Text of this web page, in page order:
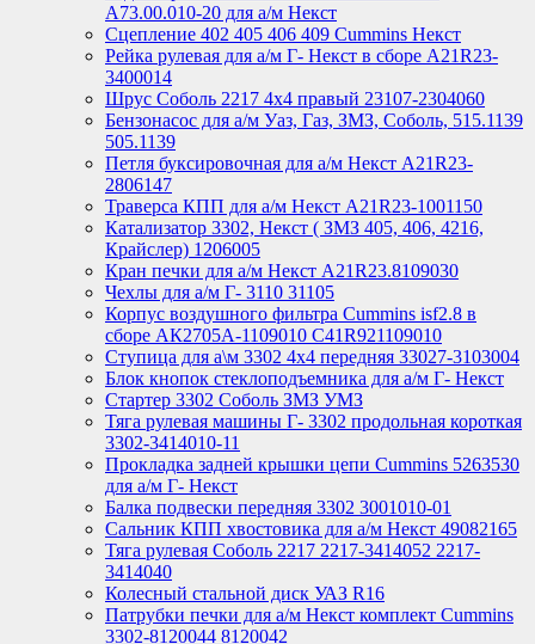
А73.00.010-20 для а/м Некст
Сцепление 402 405 406 409 Cummins Некст
Рейка рулевая для а/м Г- Некст в сборе А21R23-
3400014
Шрус Соболь 2217 4х4 правый 23107-2304060
Бензонасос для а/м Уаз, Газ, ЗМЗ, Соболь, 515.1139
505.1139
Петля буксировочная для а/м Некст A21R23-
2806147
Траверса КПП для а/м Некст A21R23-1001150
Катализатор 3302, Некст ( ЗМЗ 405, 406, 4216,
Крайслер) 1206005
Кран печки для а/м Некст A21R23.8109030
Чехлы для а/м Г- 3110 31105
Корпус воздушного фильтра Cummins isf2.8 в
сборе АК2705А-1109010 С41R921109010
Ступица для а\м 3302 4х4 передняя 33027-3103004
Блок кнопок стеклоподъемника для а/м Г- Некст
Стартер 3302 Соболь ЗМЗ УМЗ
Тяга рулевая машины Г- 3302 продольная короткая
3302-3414010-11
Прокладка задней крышки цепи Cummins 5263530
для а/м Г- Некст
Балка подвески передняя 3302 3001010-01
Сальник КПП хвостовика для а/м Некст 49082165
Тяга рулевая Соболь 2217 2217-3414052 2217-
3414040
Колесный стальной диск УАЗ R16
Патрубки печки для а/м Некст комплект Cummins
3302-8120044 8120042